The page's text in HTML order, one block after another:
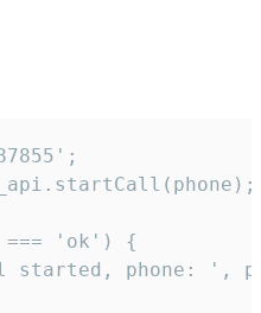
'ok') {
started, phone: ',